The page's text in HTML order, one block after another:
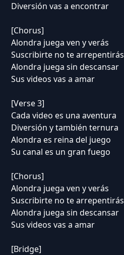
Diversión vas a encontrar
[Chorus]
Alondra juega ven y verás
Suscribirte no te arrepentirás
Alondra juega sin descansar
Sus videos vas a amar
[Verse 3]
Cada video es una aventura
Diversión y también ternura
Alondra es reina del juego
Su canal es un gran fuego
[Chorus]
Alondra juega ven y verás
Suscribirte no te arrepentirás
Alondra juega sin descansar
Sus videos vas a amar
[Bridge]